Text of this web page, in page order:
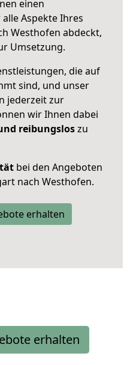
einen
Aspekte Ihres
Westhofen abdeckt,
Umsetzung.
die auf
sind, und unser
jederzeit zur
wir Ihnen dabei
reibungsloszu
bei den Angeboten
nach Westhofen.
erhalten
erhalten